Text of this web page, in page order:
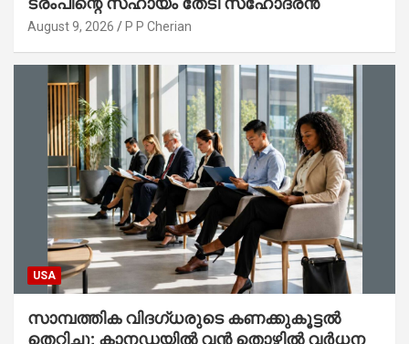
August 9, 2026 P P Cherian
USA
സാമ്പത്തിക വിദഗ്ധരുടെ കണക്കുകൂട്ടൽ
തെറ്റിച്ചു; കാനഡയിൽ വൻ തൊഴിൽ വർധന